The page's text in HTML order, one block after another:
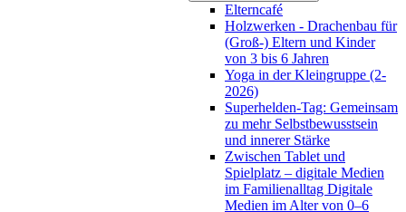
Elterncafé
Holzwerken - Drachenbau für
(Groß-) Eltern und Kinder
von 3 bis 6 Jahren
Yoga in der Kleingruppe (2-
2026)
Superhelden-Tag: Gemeinsam
zu mehr Selbstbewusstsein
und innerer Stärke
Zwischen Tablet und
Spielplatz – digitale Medien
im Familienalltag Digitale
Medien im Alter von 0–6